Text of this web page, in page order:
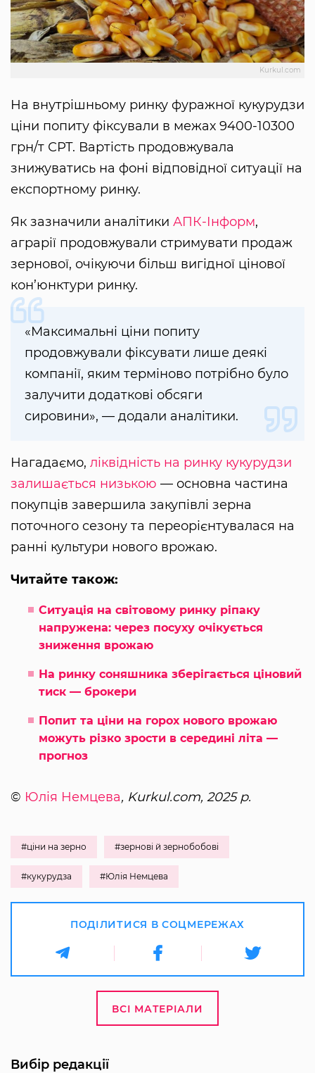
Kurkul.com
На внутрішньому ринку фуражної кукурудзи
ціни попиту фіксували в межах 9400-10300
грн/т СРТ. Вартість продовжувала
знижуватись на фоні відповідної ситуації на
експортному ринку.
Як зазначили аналітики АПК-Інформ,
аграрії продовжували стримувати продаж
зернової, очікуючи більш вигідної цінової
кон’юнктури ринку.
«Максимальні ціни попиту
продовжували фіксувати лише деякі
компанії, яким терміново потрібно було
залучити додаткові обсяги
сировини», — додали аналітики.
Нагадаємо, ліквідність на ринку кукурудзи
залишається низькою — основна частина
покупців завершила закупівлі зерна
поточного сезону та переорієнтувалася на
ранні культури нового врожаю.
Читайте також:
Ситуація на світовому ринку ріпаку
напружена: через посуху очікується
зниження врожаю
На ринку соняшника зберігається ціновий
тиск — брокери
Попит та ціни на горох нового врожаю
можуть різко зрости в середині літа —
прогноз
© Юлія Немцева, Kurkul.com, 2025 р.
#ціни на зерно #зернові й зернобобові
#кукурудза #Юлія Немцева
ПОДІЛИТИСЯ В СОЦМЕРЕЖАХ
ВСІ МАТЕРІАЛИ
Вибір редакції